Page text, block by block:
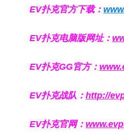
EV扑克官方下载：
EV扑克电脑版网址：
EV扑克GG官方：
EV扑克战队： http://
EV扑克官网：